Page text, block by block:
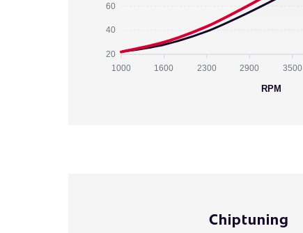
60
40
20
1000 1600 2300 2900 3500
RPM
Chiptuning